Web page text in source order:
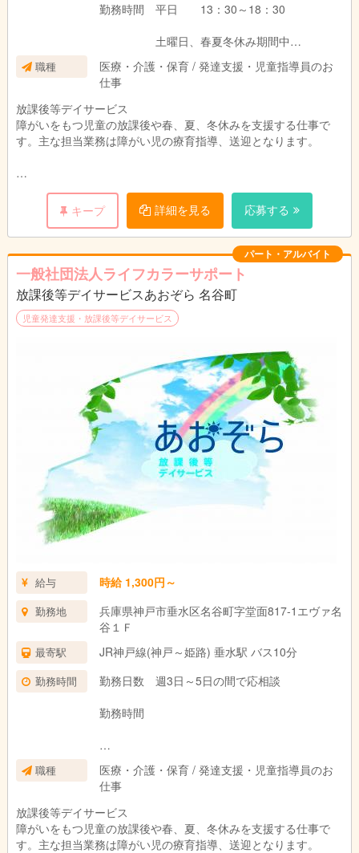
勤務時間 平日 13：30～18：30
土曜日、春夏冬休み期間中
9:00～18：00（休憩60分）
職種
医療・介護・保育 / 発達支援・児童指導員のお
仕事
放課後等デイサービス
障がいをもつ児童の放課後や春、夏、冬休みを支援する仕事で
す。主な担当業務は障がい児の療育指導、送迎となります。
※送迎の場合 ミニバン使用
※館内はすべて禁煙となっています。
注）送迎業務がありますので自動車普通免許必須（ＡＴ限定可
能）
キープ 詳細を見る 応募する
パート・アルバイト
一般社団法人ライフカラーサポート
放課後等デイサービスあおぞら 名谷町
児童発達支援・放課後等デイサービス
給与 時給 1,300円～
勤務地
兵庫県神戸市垂水区名谷町字堂面817-1エヴァ名
谷１Ｆ
最寄駅 JR神戸線(神戸～姫路) 垂水駅 バス10分
勤務時間
勤務日数 週3日～5日の間で応相談
勤務時間
平日 13：30～18：30
土曜日、春夏冬休み期間中
9：30～18：00
職種
医療・介護・保育 / 発達支援・児童指導員のお
仕事
放課後等デイサービス
障がいをもつ児童の放課後や春、夏、冬休みを支援する仕事で
す。主な担当業務は障がい児の療育指導、送迎となります。